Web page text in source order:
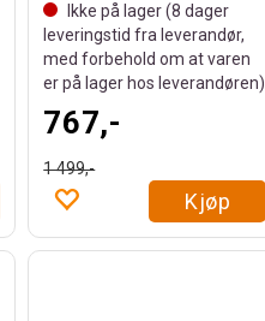
Ikke på lager (8 dager
leveringstid fra leverandør,
med forbehold om at varen
er på lager hos leverandøren)
767,-
1 499,-
Kjøp